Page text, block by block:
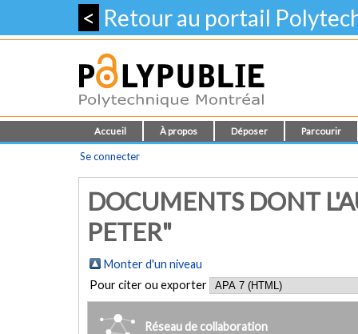
< Retour au portail
Accueil À propos Déposer Parcourir
Se connecter
DOCUMENTS DONT
PETER"
Monter d'un niveau
Pour citer ou exporter
Réseau de collaboration